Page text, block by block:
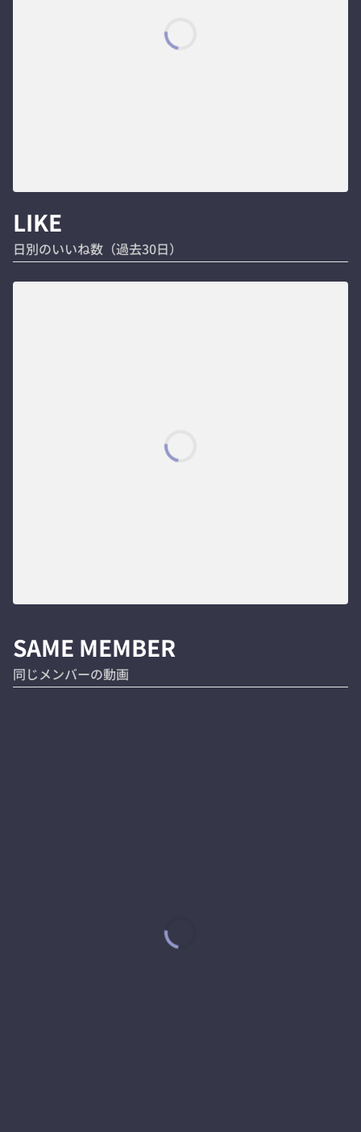
LIKE
日別のいいね数（過去30日）
SAME MEMBER
同じメンバーの動画